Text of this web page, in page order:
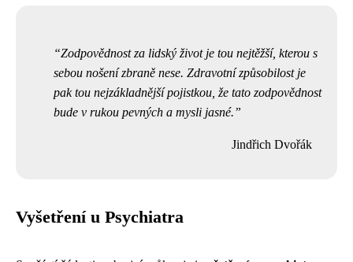
Zodpovědnost za lidský život je tou nejtěžší, kterou s
sebou nošení zbraně nese. Zdravotní způsobilost je
pak tou nejzákladnější pojistkou, že tato zodpovědnost
bude v rukou pevných a mysli jasné.
Jindřich Dvořák
Vyšetření u Psychiatra